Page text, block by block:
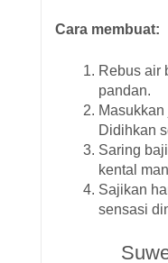
Cara membuat:
Rebus air
pandan.
Didihkan
Saring
kental
Sajikan
sensasi